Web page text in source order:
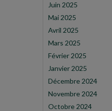
Juin 2025
Mai 2025
Avril 2025
Mars 2025
Février 2025
Janvier 2025
Décembre 2024
Novembre 2024
Octobre 2024